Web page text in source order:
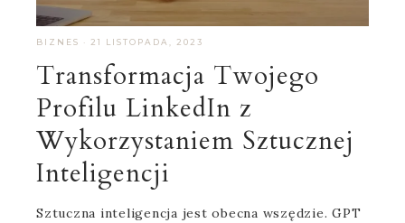
BIZNES · 21 LISTOPADA, 2023
Transformacja Twojego
Profilu LinkedIn z
Wykorzystaniem Sztucznej
Inteligencji
Sztuczna inteligencja jest obecna wszędzie. GPT